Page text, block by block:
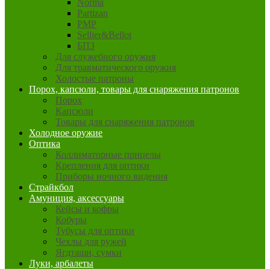
Norma
Partizan
PMP
Sellier&Bellot
БПЗ
Для служебного оружия
Для травматического оружия
Холостые патроны
Порох, капсюли, товары для снаряжения патронов
Порох
Капсюли
Товары для снаряжения патронов
Холодное оружие
Оптика
Коллиматорные прицелы
Крепления для оптики
Приборы ночного видения
Страйкбол
Амуниция, аксессуары
Кейсы и кофры
Кобуры
Тубусы для оптики
Чехлы для ружей
Ягдташи, сумки
Луки, арбалеты